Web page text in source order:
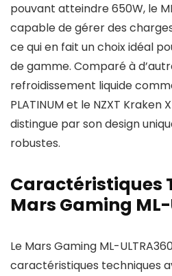
pouvant atteindre 650W, le
capable de gérer des
ce qui en fait un choix idéal
de gamme. Comparé à
refroidissement liquide
PLATINUM et le NZXT Kraken
distingue par son design
robustes.
Caractéristiques
Mars Gaming ML-
Le Mars Gaming ML-
caractéristiques techniques